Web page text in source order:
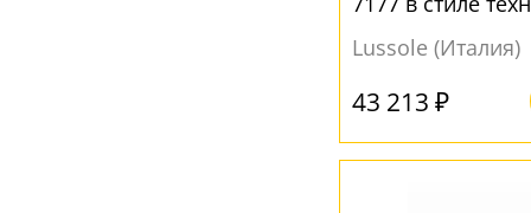
Lussole (Италия)
43 213 ₽